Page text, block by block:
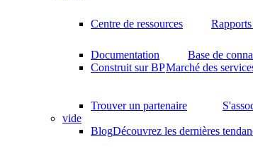
Centre de ressources
Documentation
Base de
Construit sur BPMarché des
Trouver un partenaire
vide
BlogDécouvrez les dernières